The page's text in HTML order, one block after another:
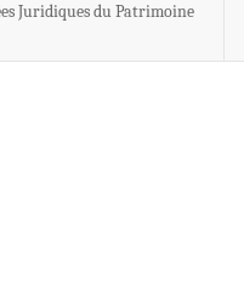
Juridiques du Patrimoine